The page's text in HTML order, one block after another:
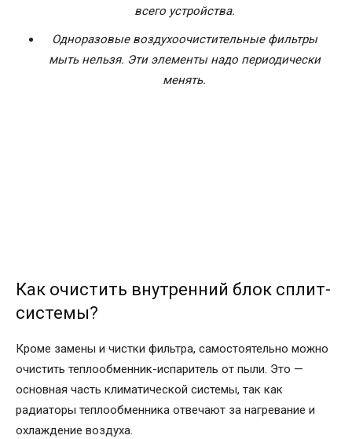
всего устройства.
Одноразовые воздухоочистительные фильтры
мыть нельзя. Эти элементы надо периодически
менять.
Как очистить внутренний блок сплит-
системы?
Кроме замены и чистки фильтра, самостоятельно можно
очистить теплообменник-испаритель от пыли. Это —
основная часть климатической системы, так как
радиаторы теплообменника отвечают за нагревание и
охлаждение воздуха.